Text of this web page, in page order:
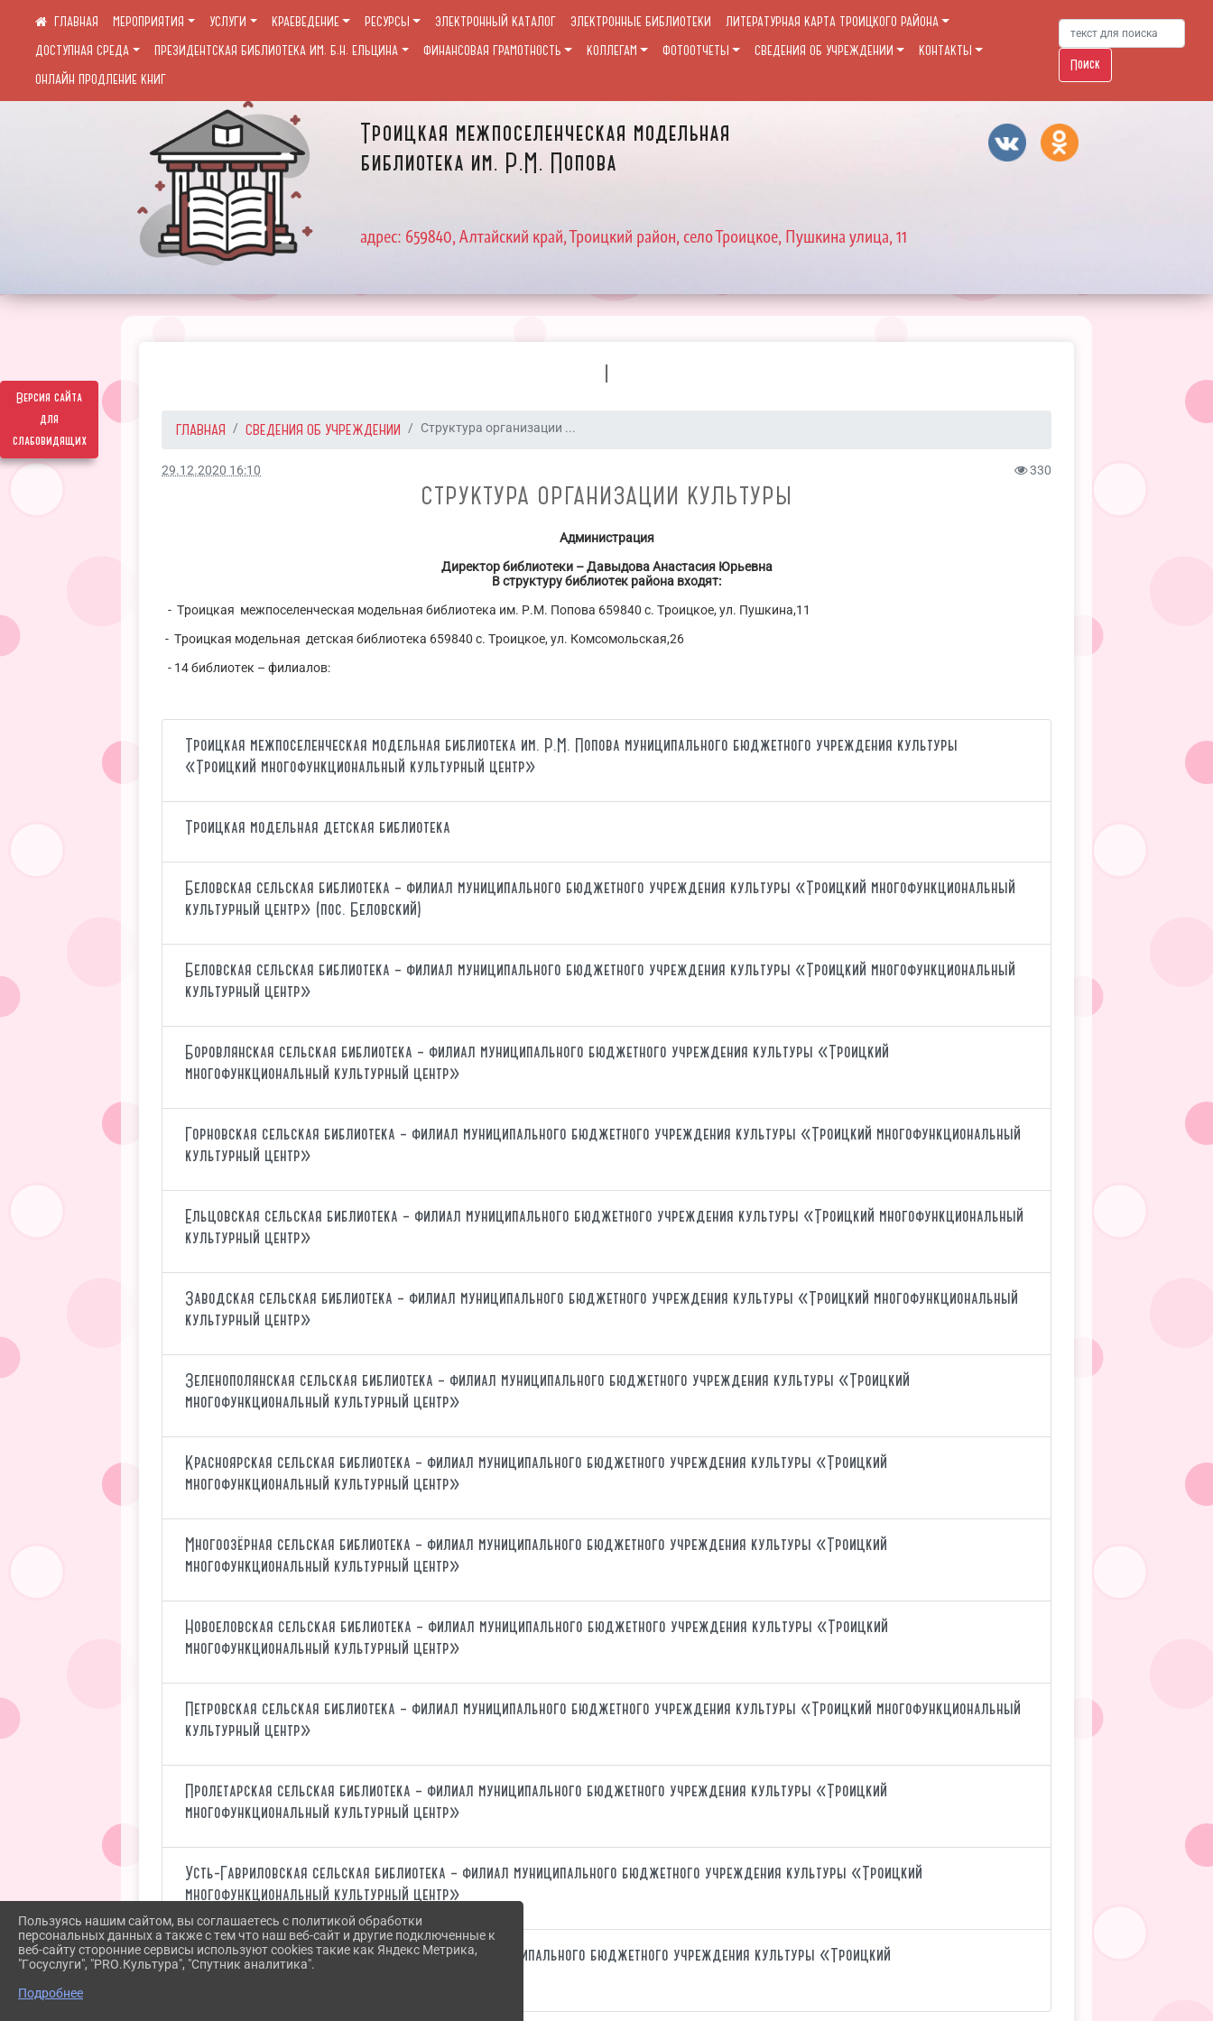
Версия сайта
для
слабовидящих
Троицкая межпоселенческая модельная
библиотека им. Р.М. Попова
адрес: 659840, Алтайский край, Троицкий район, село Троицкое, Пушкина улица, 11
МЕРОПРИЯТИЯ УСЛУГИ КРАЕВЕДЕНИЕ РЕСУРСЫ ЭЛЕКТРОННЫЙ КАТАЛОГ ЭЛЕКТРОННЫЕ БИБЛИОТЕКИ
ЛИТЕРАТУРНАЯ КАРТА ТРОИЦКОГО РАЙОНА
ДОСТУПНАЯ СРЕДА
ПРЕЗИДЕНТСКАЯ БИБЛИОТЕКА ИМ. Б.Н. ЕЛЬЦИНА ФИНАНСОВАЯ ГРАМОТНОСТЬ КОЛЛЕГАМ ФОТООТЧЕТЫ СВЕДЕНИЯ ОБ УЧРЕЖДЕНИИ
КОНТАКТЫ
ОНЛАЙН ПРОДЛЕНИЕ КНИГ
Поиск
I
ГЛАВНАЯ СВЕДЕНИЯ ОБ УЧРЕЖДЕНИИ Структура организации ...
29.12.2020 16:10 330
СТРУКТУРА ОРГАНИЗАЦИИ КУЛЬТУРЫ
Администрация
Директор библиотеки – Давыдова Анастасия Юрьевна
В структуру библиотек района входят:
- Троицкая межпоселенческая модельная библиотека им. Р.М. Попова 659840 с. Троицкое, ул. Пушкина,11
- Троицкая модельная детская библиотека 659840 с. Троицкое, ул. Комсомольская,26
- 14 библиотек – филиалов:
Троицкая межпоселенческая модельная библиотека им. Р.М. Попова муниципального бюджетного учреждения культуры
«Троицкий многофункциональный культурный центр»
Троицкая модельная детская библиотека
Беловская сельская библиотека – филиал муниципального бюджетного учреждения культуры «Троицкий многофункциональный
культурный центр» (пос. Беловский)
Беловская сельская библиотека – филиал муниципального бюджетного учреждения культуры «Троицкий многофункциональный
культурный центр»
Боровлянская сельская библиотека – филиал муниципального бюджетного учреждения культуры «Троицкий
многофункциональный культурный центр»
Горновская сельская библиотека – филиал муниципального бюджетного учреждения культуры «Троицкий многофункциональный
культурный центр»
Ельцовская сельская библиотека – филиал муниципального бюджетного учреждения культуры «Троицкий многофункциональный
культурный центр»
Заводская сельская библиотека – филиал муниципального бюджетного учреждения культуры «Троицкий многофункциональный
культурный центр»
Зеленополянская сельская библиотека – филиал муниципального бюджетного учреждения культуры «Троицкий
многофункциональный культурный центр»
Красноярская сельская библиотека – филиал муниципального бюджетного учреждения культуры «Троицкий
многофункциональный культурный центр»
Многоозёрная сельская библиотека – филиал муниципального бюджетного учреждения культуры «Троицкий
многофункциональный культурный центр»
Новоеловская сельская библиотека – филиал муниципального бюджетного учреждения культуры «Троицкий
многофункциональный культурный центр»
Петровская сельская библиотека – филиал муниципального бюджетного учреждения культуры «Троицкий многофункциональный
культурный центр»
Пролетарская сельская библиотека – филиал муниципального бюджетного учреждения культуры «Троицкий
многофункциональный культурный центр»
Усть-Гавриловская сельская библиотека – филиал муниципального бюджетного учреждения культуры «Троицкий
многофункциональный культурный центр»
Хайрюзовская сельская библиотека – филиал муниципального бюджетного учреждения культуры «Троицкий
многофункциональный культурный центр»
Пользуясь нашим сайтом, вы соглашаетесь с политикой обработки
персональных данных а также с тем что наш веб-сайт и другие подключенные к
веб-сайту сторонние сервисы используют cookies такие как Яндекс Метрика,
"Госуслуги", "PRO.Культура", "Спутник аналитика".
Подробнее